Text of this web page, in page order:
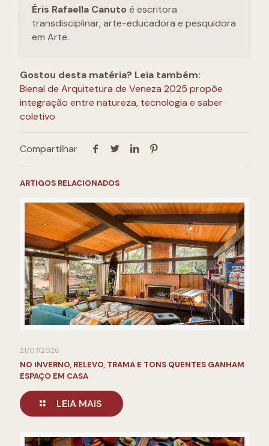
Éris Rafaella Canuto é escritora
transdisciplinar, arte-educadora e pesquidora
em Arte.
Gostou desta matéria? Leia também:
Bienal de Arquitetura de Veneza 2025 propõe
integração entre natureza, tecnologia e saber
coletivo
Compartilhar
ARTIGOS RELACIONADOS
21/07/2026
NO INVERNO, RELEVO, TRAMA E TONS QUENTES GANHAM
ESPAÇO EM CASA
LEIA MAIS